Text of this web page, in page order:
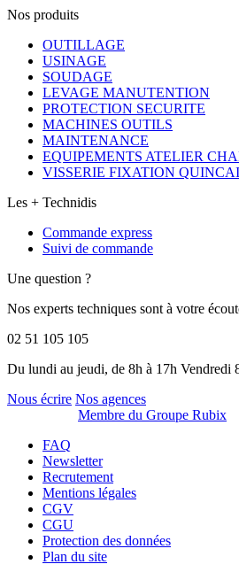
Nos produits
OUTILLAGE
USINAGE
SOUDAGE
LEVAGE MANUTENTION
PROTECTION SECURITE
MACHINES OUTILS
MAINTENANCE
EQUIPEMENTS ATELIER
VISSERIE FIXATION
Les + Technidis
Commande express
Suivi de commande
Une question ?
Nos experts techniques sont à votre
02 51 105 105
Du lundi au jeudi, de 8h à 17h Vendredi
Nous écrire Nos agences
Membre du Groupe Rubix
FAQ
Newsletter
Recrutement
Mentions légales
CGV
CGU
Protection des données
Plan du site